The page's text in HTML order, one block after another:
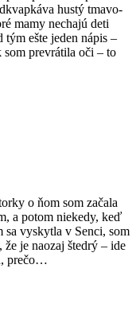
hustý tmavo-
mamy nechajú deti
ešte jeden nápis –
prevrátila oči – to
o ňom som začala
a potom niekedy, keď
sa vyskytla v Senci, som
je naozaj štedrý – ide
prečo…